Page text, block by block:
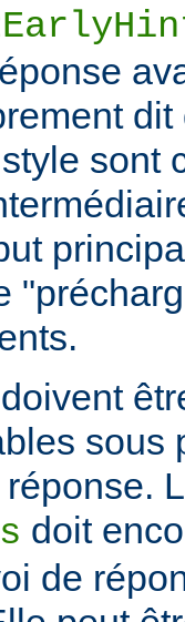
sont
doivent
sous
doit
de